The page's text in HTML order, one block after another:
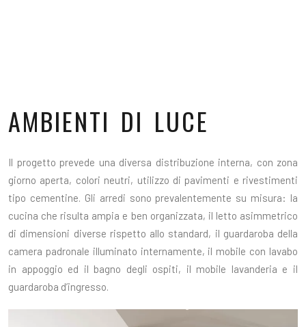
AMBIENTI DI LUCE
Il progetto prevede una diversa distribuzione interna, con zona
giorno aperta, colori neutri, utilizzo di pavimenti e rivestimenti
tipo cementine. Gli arredi sono prevalentemente su misura: la
cucina che risulta ampia e ben organizzata, il letto asimmetrico
di dimensioni diverse rispetto allo standard, il guardaroba della
camera padronale illuminato internamente, il mobile con lavabo
in appoggio ed il bagno degli ospiti, il mobile lavanderia e il
guardaroba d’ingresso.